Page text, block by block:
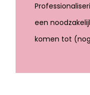
een
komen tot